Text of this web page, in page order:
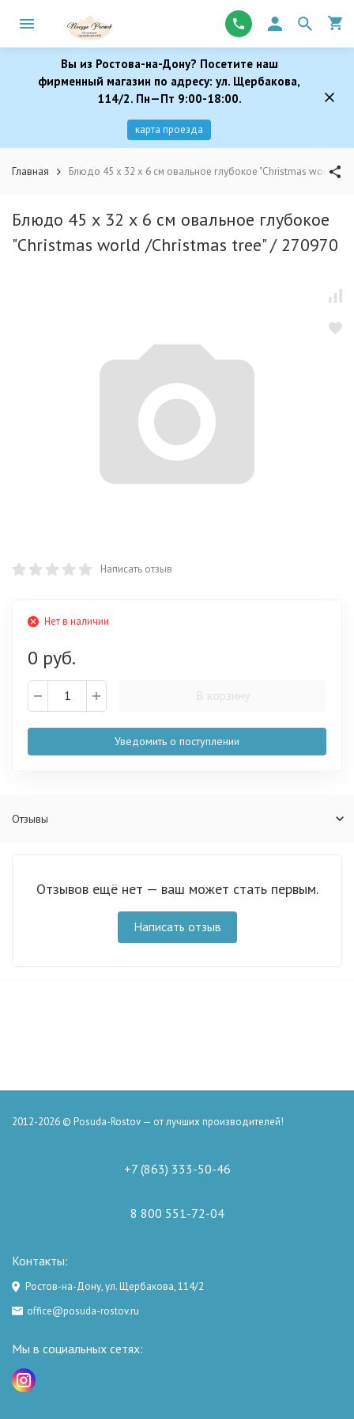
Вы из Ростова-на-Дону? Посетите наш
фирменный магазин по адресу: ул. Щербакова,
114/2. Пн—Пт 9:00-18:00.
карта проезда
Главная Блюдо 45 х 32 х 6 см овальное глубокое "Christmas world /
Блюдо 45 х 32 х 6 см овальное глубокое
"Christmas world /Christmas tree" / 270970
Написать отзыв
Нет в наличии
0 руб.
В корзину
Уведомить о поступлении
Отзывы
Отзывов ещё нет — ваш может стать первым.
Написать отзыв
2012-2026 © Posuda-Rostov — от лучших производителей!
+7 (863) 333-50-46
8 800 551-72-04
Контакты:
Ростов-на-Дону, ул. Щербакова, 114/2
office@posuda-rostov.ru
Мы в социальных сетях: